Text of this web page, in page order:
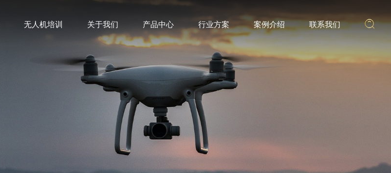
无人机培训 关于我们 产品中心 行业方案 案例介绍 联系我们